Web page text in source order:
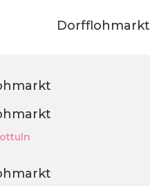
Dorfflohmarkt